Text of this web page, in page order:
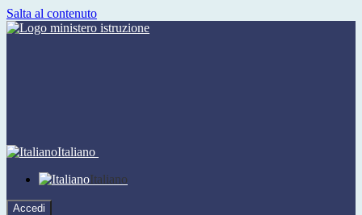
Salta al contenuto
Italiano
Italiano
Accedi